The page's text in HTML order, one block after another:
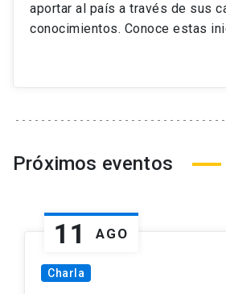
aportar al país a través de sus
conocimientos. Conoce estas
Próximos eventos
Charla
11 AGO